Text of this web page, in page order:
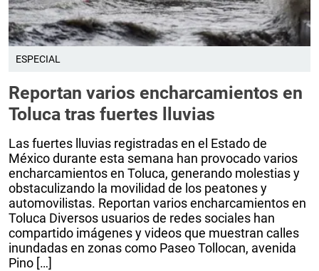
ESPECIAL
Reportan varios encharcamientos en
Toluca tras fuertes lluvias
Las fuertes lluvias registradas en el Estado de
México durante esta semana han provocado varios
encharcamientos en Toluca, generando molestias y
obstaculizando la movilidad de los peatones y
automovilistas. Reportan varios encharcamientos en
Toluca Diversos usuarios de redes sociales han
compartido imágenes y videos que muestran calles
inundadas en zonas como Paseo Tollocan, avenida
Pino […]